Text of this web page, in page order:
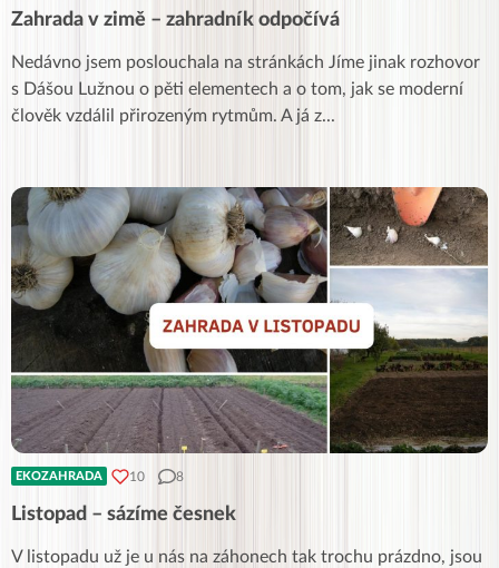
Zahrada v zimě – zahradník odpočívá
Nedávno jsem poslouchala na stránkách Jíme jinak rozhovor
s Dášou Lužnou o pěti elementech a o tom, jak se moderní
člověk vzdálil přirozeným rytmům. A já z...
EKOZAHRADA 10 8
Listopad – sázíme česnek
V listopadu už je u nás na záhonech tak trochu prázdno, jsou